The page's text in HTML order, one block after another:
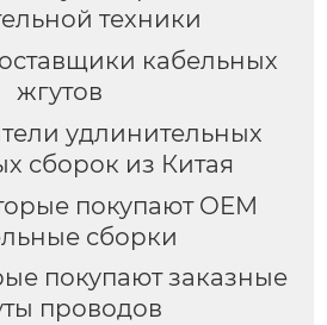
техники
кабельных
жгутов
удлинительных
сборок из Китая
покупают OEM
сборки
покупают заказные
проводов